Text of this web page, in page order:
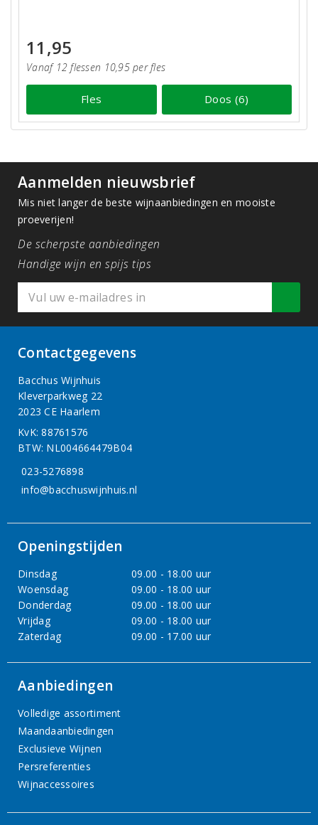
11,95
Vanaf 12 flessen 10,95 per fles
Fles Doos (6)
Aanmelden nieuwsbrief
Mis niet langer de beste wijnaanbiedingen en mooiste
proeverijen!
De scherpste aanbiedingen
Handige wijn en spijs tips
Contactgegevens
Bacchus Wijnhuis
Kleverparkweg 22
2023 CE Haarlem
KvK: 88761576
BTW: NL004664479B04
023-5276898
info@bacchuswijnhuis.nl
Openingstijden
Dinsdag
09.00 - 18.00 uur
Woensdag
09.00 - 18.00 uur
Donderdag
09.00 - 18.00 uur
Vrijdag
09.00 - 18.00 uur
Zaterdag
09.00 - 17.00 uur
Aanbiedingen
Volledige assortiment
Maandaanbiedingen
Exclusieve Wijnen
Persreferenties
Wijnaccessoires